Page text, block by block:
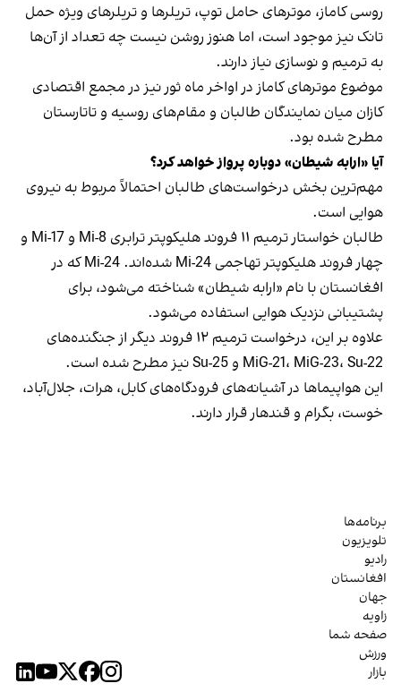
روسی کاماز، موترهای حامل توپ، تریلرها و تریلرهای ویژه حمل
تانک نیز موجود است، اما هنوز روشن نیست چه تعداد از آن‌ها
به ترمیم و نوسازی نیاز دارند.
موضوع موترهای کاماز در اواخر ماه ثور نیز در مجمع اقتصادی
کازان میان نمایندگان طالبان و مقام‌های روسیه و تاتارستان
مطرح شده بود.
آیا «ارابه شیطان» دوباره پرواز خواهد کرد؟
مهم‌ترین بخش درخواست‌های طالبان احتمالاً مربوط به نیروی
هوایی است.
طالبان خواستار ترمیم ۱۱ فروند هلیکوپتر ترابری Mi-8 و Mi-17 و
چهار فروند هلیکوپتر تهاجمی Mi-24 شده‌اند. Mi-24 که در
افغانستان با نام «ارابه شیطان» شناخته می‌شود، برای
پشتیبانی نزدیک هوایی استفاده می‌شود.
علاوه بر این، درخواست ترمیم ۱۲ فروند دیگر از جنگنده‌های
MiG-21، MiG-23، Su-22 و Su-25 نیز مطرح شده است.
این هواپیماها در آشیانه‌های فرودگاه‌های کابل، هرات، جلال‌آباد،
خوست، بگرام و قندهار قرار دارند.
برنامه‌ها
تلویزیون
رادیو
افغانستان
جهان
زاویه
صفحه شما
ورزش
بازار